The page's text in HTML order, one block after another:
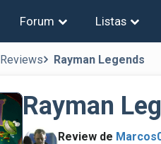
Forum Listas
Reviews Rayman Legends
Rayman
Review de